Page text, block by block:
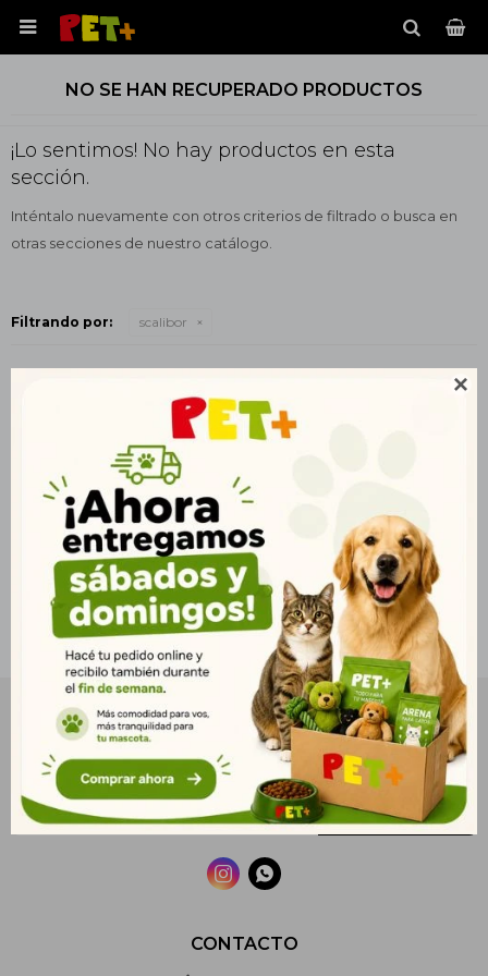


NO SE HAN RECUPERADO PRODUCTOS
¡Lo sentimos! No hay productos en esta
sección.
Inténtalo nuevamente con otros criterios de filtrado o busca en
otras secciones de nuestro catálogo.
Filtrando por: scalibor
CONTACTO
NEWSLETTER
¡Suscribite y recibí todas nuestras novedades!
SUSCRIBIRME
 